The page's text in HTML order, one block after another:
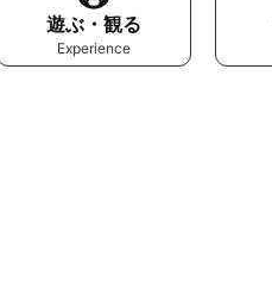
遊ぶ・観る
Experience